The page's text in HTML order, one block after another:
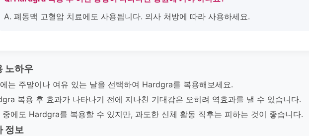
A. 폐동맥 고혈압 치료에도 사용됩니다. 의사 처방에 따라 사용하세요.
노하우
는 주말이나 여유 있는 날을 선택하여 Hardgra를 복용해보세요.
복용 후 효과가 나타나기 전에 지나친 기대감은 오히려 역효과를 낼 수 있습니다.
중에도 Hardgra를 복용할 수 있지만, 과도한 신체 활동 직후는 피하는 것이 좋습니다.
정보